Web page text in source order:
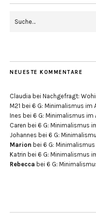
NEUESTE KOMMENTARE
Claudia bei Nachgefragt:
M21 bei 6 G: Minimalismus im
Ines bei 6 G: Minimalismus im
Caren bei 6 G: Minimalismus
Johannes bei 6 G:
Marion bei 6 G:
Katrin bei 6 G: Minimalismus
Rebecca bei 6 G: